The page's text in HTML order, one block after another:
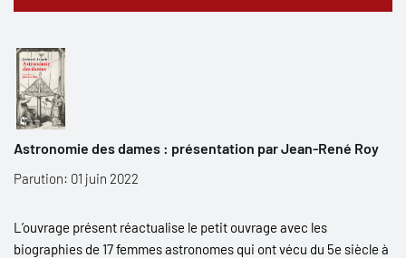
Astronomie des dames : présentation par Jean-René Roy
Parution: 01 juin 2022
L’ouvrage présent réactualise le petit ouvrage avec les
biographies de 17 femmes astronomes qui ont vécu du 5e siècle à